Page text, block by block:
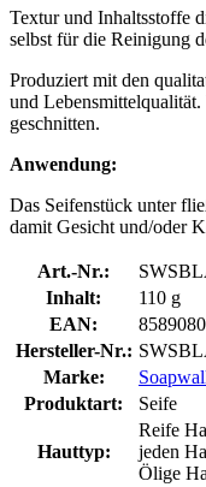
Textur und Inhaltsstoffe
selbst für die Reinigung
Produziert mit den
und
geschnitten.
Anwendung:
Das Seifenstück unter
damit Gesicht und/oder
Art.-Nr.:
Inhalt:
110 g
EAN:
Hersteller-Nr.:
Marke:
Produktart:
Seife
Hauttyp:
Reife
jeden
Ölige